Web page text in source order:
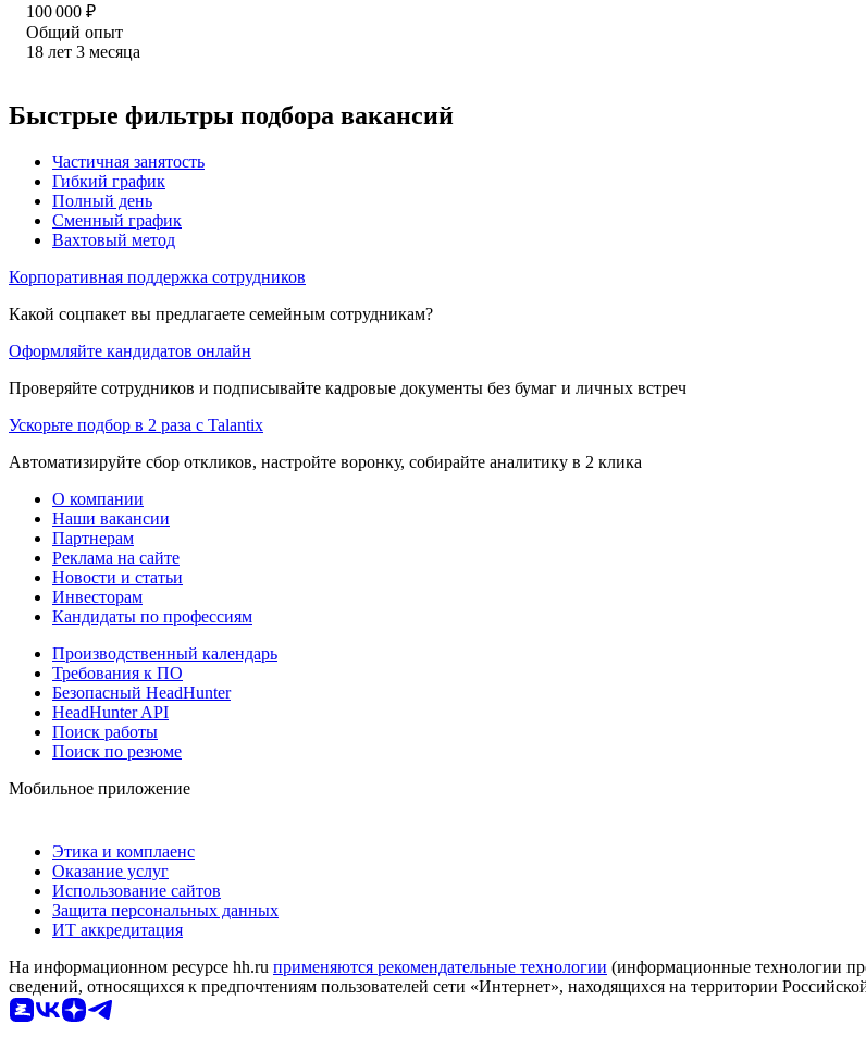
100 000 ₽
Общий опыт
18 лет 3 месяца
Быстрые фильтры подбора вакансий
Частичная занятость
Гибкий график
Полный день
Сменный график
Вахтовый метод
Корпоративная поддержка сотрудников
Какой соцпакет вы предлагаете семейным сотрудникам?
Оформляйте кандидатов онлайн
Проверяйте сотрудников и подписывайте кадровые документы без бумаг и личных встреч
Ускорьте подбор в 2 раза с Talantix
Автоматизируйте сбор откликов, настройте воронку, собирайте аналитику в 2 клика
О компании
Наши вакансии
Партнерам
Реклама на сайте
Новости и статьи
Инвесторам
Кандидаты по профессиям
Производственный календарь
Требования к ПО
Безопасный HeadHunter
HeadHunter API
Поиск работы
Поиск по резюме
Мобильное приложение
Этика и комплаенс
Оказание услуг
Использование сайтов
Защита персональных данных
ИТ аккредитация
На информационном ресурсе hh.ru применяются рекомендательные технологии (информационные технологии
сведений, относящихся к предпочтениям пользователей сети «Интернет», находящихся на территории